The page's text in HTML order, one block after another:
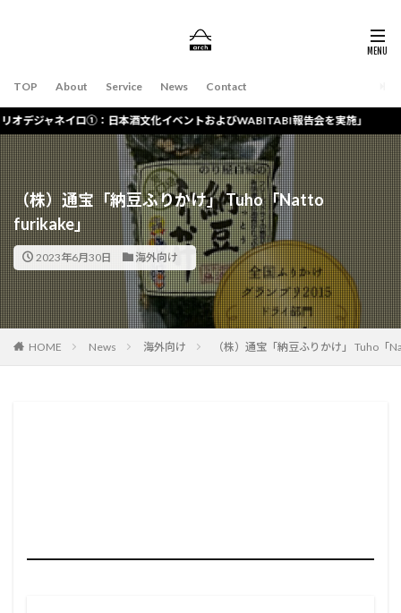
TOP About Service News Contact
イロ①：日本酒文化イベントおよびWABITABI報告会を実施」
（株）通宝「納豆ふりかけ」 Tuho「Natto
furikake」
2023年6月30日 海外向け
HOME News 海外向け （株）通宝「納豆ふりかけ」 Tuho「